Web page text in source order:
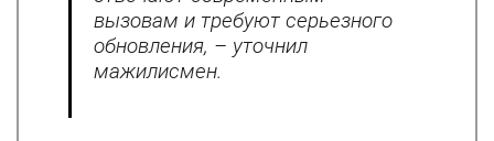
вызовам и требуют серьезного
обновления, – уточнил
мажилисмен.